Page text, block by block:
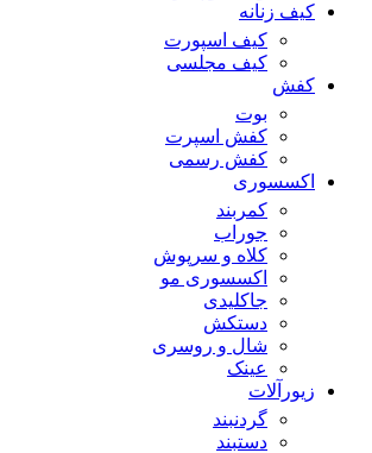
کیف زنانه
کیف اسپورت
کیف مجلسی
کفش
بوت
کفش اسپرت
کفش رسمی
اکسسوری
کمربند
جوراب
کلاه و سرپوش
اکسسوری مو
جاکلیدی
دستکش
شال و روسری
عینک
زیورآلات
گردنبند
دستبند